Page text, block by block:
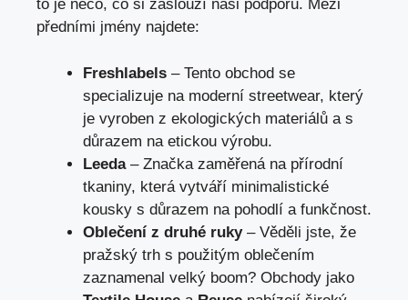
to je něco, co si zaslouží naši podporu. Mezi
předními jmény najdete:
Freshlabels – Tento obchod se
specializuje na moderní streetwear, který
je vyroben z ekologických materiálů a s
důrazem na etickou výrobu.
Leeda– Značka zaměřená na přírodní
tkaniny, která vytváří minimalistické
kousky s důrazem na pohodlí a funkčnost.
Oblečení z druhé ruky– Věděli jste, že
pražský trh s použitým oblečením
zaznamenal velký boom? Obchody jako